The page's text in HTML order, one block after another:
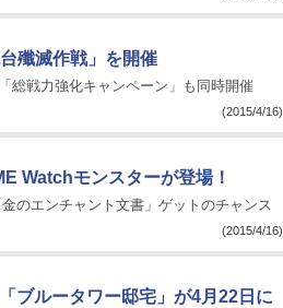
殲滅作戦」を開催
総戦力強化キャンペーン」も同時開催
(2015/4/16)
Watchモンスターが登場！
のエンチャント文書」ゲットのチャンス
(2015/4/16)
ブルータワー邸宅」が4月22日に